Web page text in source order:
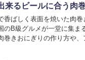
来るビールに合う肉
香ばしく表面を焼いた肉
のB級グルメが一堂に集ま
巻きおにぎりの作り方や